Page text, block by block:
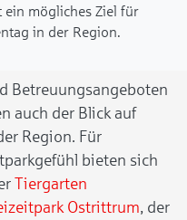
ein mögliches Ziel für
in der Region.
Betreuungsangeboten
auch der Blick auf
Region. Für
bieten sich
Tiergarten
Ostrittrum, der